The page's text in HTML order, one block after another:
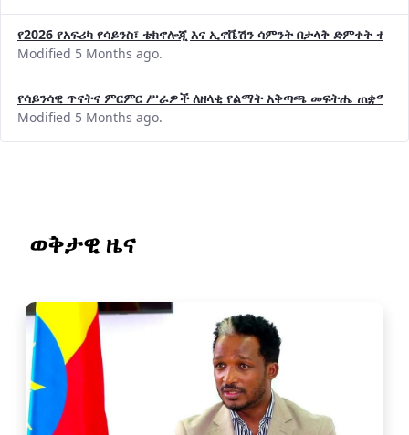
የ2026 የአፍሪካ የሳይንስ፣ ቴክኖሎጂ እና ኢኖቬሽን ሳምንት በታላቅ ድምቀት
Modified 5 Months ago.
የሳይንሳዊ ጥናትና ምርምር ሥራዎች ለዘላቂ የልማት አቅጣጫ መፍትሔ ጠቋሚ
Modified 5 Months ago.
ወቅታዊ ዜና